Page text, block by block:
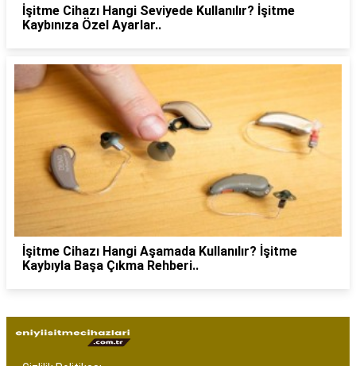
İşitme Cihazı Hangi Seviyede Kullanılır? İşitme
Kaybınıza Özel Ayarlar..
İşitme Cihazı Hangi Aşamada Kullanılır? İşitme
Kaybıyla Başa Çıkma Rehberi..